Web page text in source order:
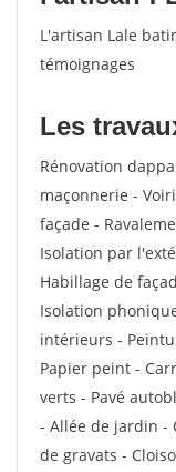
L'artisan Lale
témoignages
Les
Rénovation
maçonnerie -
façade -
Isolation par
Habillage de
Isolation
intérieurs -
Papier peint -
verts - Pavé
- Allée de jardin -
de gravats -